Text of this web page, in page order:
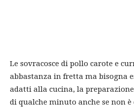
Le sovracosce di pollo carote e
abbastanza in fretta ma bisogna
adatti alla cucina, la
di qualche minuto anche se non